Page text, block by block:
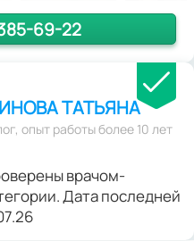
69-22
ТАТЬЯНА
опыт работы более 10 лет
врачом-
Дата последней